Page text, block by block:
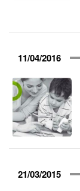
11/04/2016
21/03/2015